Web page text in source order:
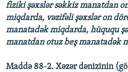
fiziki şəxslər səkkiz manatdan
miqdarda, vəzifəli şəxslər on
manatadək miqdarda, hüququ
manatdan otuz beş manatadək
Maddə 88-2. Xəzər dənizinin